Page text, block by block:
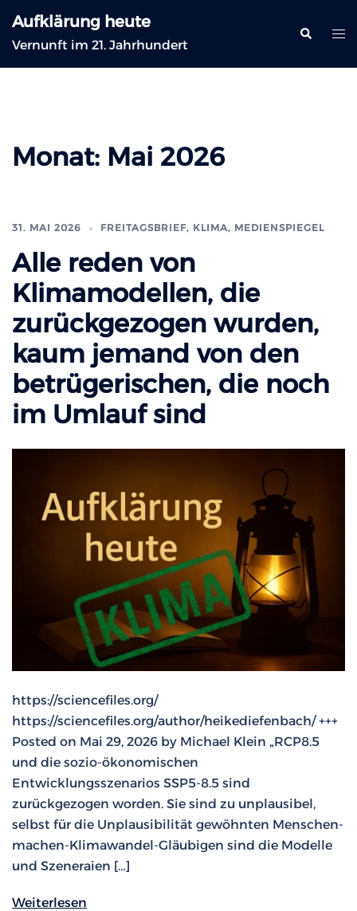
Inhalt
springen
Aufklärung heute
Vernunft im 21. Jahrhundert
Suche
Monat: Mai 2026
31. MAI 2026 FREITAGSBRIEF, KLIMA, MEDIENSPIEGEL
Alle reden von
Klimamodellen, die
zurückgezogen wurden,
kaum jemand von den
betrügerischen, die noch
im Umlauf sind
https://sciencefiles.org/
https://sciencefiles.org/author/heikediefenbach/ +++
Posted on Mai 29, 2026 by Michael Klein „RCP8.5
und die sozio-ökonomischen
Entwicklungsszenarios SSP5-8.5 sind
zurückgezogen worden. Sie sind zu unplausibel,
selbst für die Unplausibilität gewöhnten Menschen-
machen-Klimawandel-Gläubigen sind die Modelle
und Szeneraien […]
Weiterlesen